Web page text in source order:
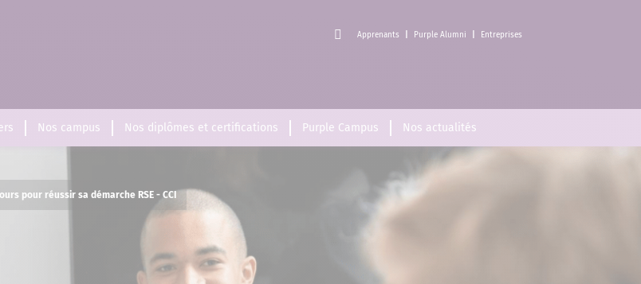
Apprenants Purple Alumni Entreprises
Nos campus Nos diplômes et certifications Purple Campus Nos actualités
pour réussir sa démarche RSE - CCI